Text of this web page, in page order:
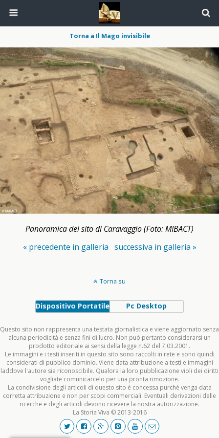
Torna a Il Mago invisibile
Panoramica del sito di Caravaggio (Foto: MIBACT)
« precedente in galleria successiva in galleria »
Torna su
Dispositivo Portatile Pc Desktop
Questo sito non rappresenta una testata giornalistica e viene aggiornato senza
alcuna periodicità e senza fini di lucro. Non può pertanto considerarsi un
prodotto editoriale ai sensi della legge n.62 del 7.03.2001.
Le immagini e i testi inseriti in questo sito sono raccolti in rete e sono quindi
considerati di pubblico dominio. Viene data attribuzione a testi e immagini
laddove l'autore sia riconoscibile. Qualora la loro pubblicazione violi dei diritti
vogliate comunicarcelo per una pronta rimozione.
La condivisione degli articoli di questo sito è concessa purchè venga data
corretta attribuzione e non per scopi commerciali. Eventuali derivazioni delle
ricerche e degli articoli devono ricevere la nostra autorizzazione.
La Storia Viva © 2013-2016